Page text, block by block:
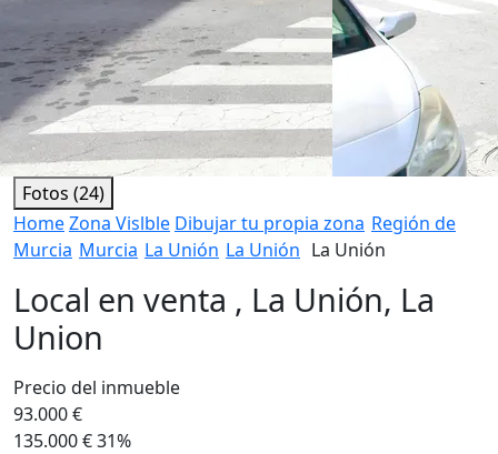
Fotos (24)
HomeZona Vislble Dibujar tu propia zona Región de
Murcia Murcia La Unión La Unión La Unión
Local en venta , La Unión, La
Union
Precio del inmueble
93.000 €
135.000 €31%